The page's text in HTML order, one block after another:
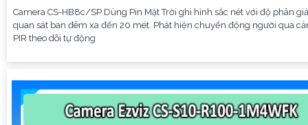
Camera CS-HB8c/SP Dùng Pin Mặt Trời ghi hình sắc nét với độ phân
quan sát ban đêm xa đến 20 mét. Phát hiện chuyển động người qua
PIR theo dõi tự động